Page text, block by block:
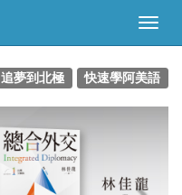
追夢到北極 快速學阿美語